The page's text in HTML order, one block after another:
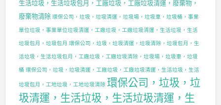
生活垃圾，生活垃圾包月，工廠垃圾，工廠垃圾清運，廢棄物，
廢棄物清除 環保公司，垃圾，垃圾清運，垃圾場，垃圾車，垃圾桶，事業
單位垃圾，事業單位垃圾清運，工廠垃圾，工廠垃圾清運，生活垃圾，生活
垃圾包月，垃圾包月 環保公司，垃圾，垃圾清運，垃圾清除，垃圾包月，生
活垃圾，生活垃圾包月，工廠垃圾，工廠垃圾清除，垃圾場，垃圾車，垃圾
桶 環保公司，垃圾，垃圾清運，工廠垃圾，工廠垃圾清運，生活垃圾，生活
垃圾包月，工地垃圾，工地垃圾清除 環保公司，垃圾，垃
圾清運，生活垃圾，生活垃圾清運，生